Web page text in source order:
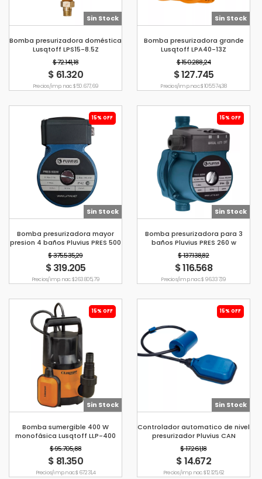
Sin Stock
Bomba presurizadora doméstica
Lusqtoff LPS15-8.5Z
$ 72.141,18
$ 61.320
Precio s/imp. nac. $ 50.677,69
Sin Stock
Bomba presurizadora grande
Lusqtoff LPA40-13Z
$ 150.288,24
$ 127.745
Precio s/imp. nac. $ 105.574,38
15% OFF
Sin Stock
Bomba presurizadora mayor
presion 4 baños Pluvius PRES 500
W
$ 375.535,29
$ 319.205
Precio s/imp. nac. $ 263.805,79
15% OFF
Sin Stock
Bomba presurizadora para 3
baños Pluvius PRES 260 w
$ 137.138,82
$ 116.568
Precio s/imp. nac. $ 96.337,19
15% OFF
Sin Stock
Bomba sumergible 400 W
monofásica Lusqtoff LLP-400
$ 95.705,88
$ 81.350
Precio s/imp. nac. $ 67.231,4
15% OFF
Sin Stock
Controlador automatico de nivel
presurizador Pluvius CAN
$ 17.261,18
$ 14.672
Precio s/imp. nac. $ 12.125,62